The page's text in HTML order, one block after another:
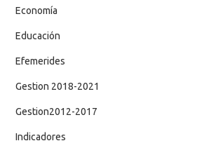
Economía
Educación
Efemerides
Gestion 2018-2021
Gestion2012-2017
Indicadores